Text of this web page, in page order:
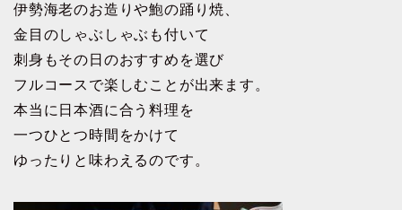
伊勢海老のお造りや鮑の踊り焼、
金目のしゃぶしゃぶも付いて
刺身もその日のおすすめを選び
フルコースで楽しむことが出来ます。
本当に日本酒に合う料理を
一つひとつ時間をかけて
ゆったりと味わえるのです。